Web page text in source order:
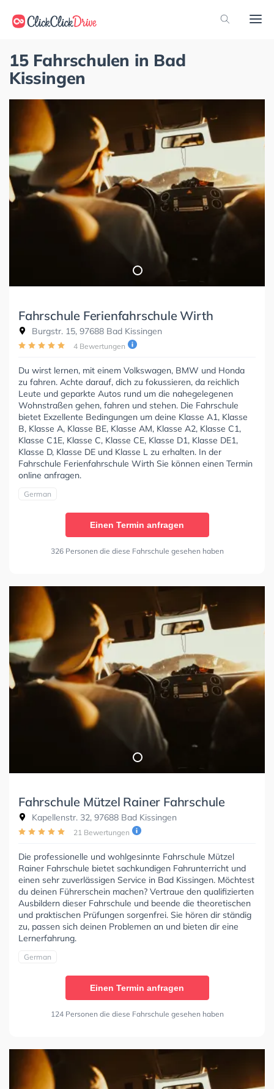
15 Fahrschulen in Bad
Kissingen
Fahrschule Ferienfahrschule Wirth
Burgstr. 15, 97688 Bad Kissingen
4 Bewertungen
Du wirst lernen, mit einem Volkswagen, BMW und Honda
zu fahren. Achte darauf, dich zu fokussieren, da reichlich
Leute und geparkte Autos rund um die nahegelegenen
Wohnstraßen gehen, fahren und stehen. Die Fahrschule
bietet Exzellente Bedingungen um deine Klasse A1, Klasse
B, Klasse A, Klasse BE, Klasse AM, Klasse A2, Klasse C1,
Klasse C1E, Klasse C, Klasse CE, Klasse D1, Klasse DE1,
Klasse D, Klasse DE und Klasse L zu erhalten. In der
Fahrschule Ferienfahrschule Wirth Sie können einen Termin
online anfragen.
German
Einen Termin anfragen
326 Personen die diese Fahrschule gesehen haben
Fahrschule Mützel Rainer Fahrschule
Kapellenstr. 32, 97688 Bad Kissingen
21 Bewertungen
Die professionelle und wohlgesinnte Fahrschule Mützel
Rainer Fahrschule bietet sachkundigen Fahrunterricht und
einen sehr zuverlässigen Service in Bad Kissingen. Möchtest
du deinen Führerschein machen? Vertraue den qualifizierten
Ausbildern dieser Fahrschule und beende die theoretischen
und praktischen Prüfungen sorgenfrei. Sie hören dir ständig
zu, passen sich deinen Problemen an und bieten dir eine
Lernerfahrung.
German
Einen Termin anfragen
124 Personen die diese Fahrschule gesehen haben